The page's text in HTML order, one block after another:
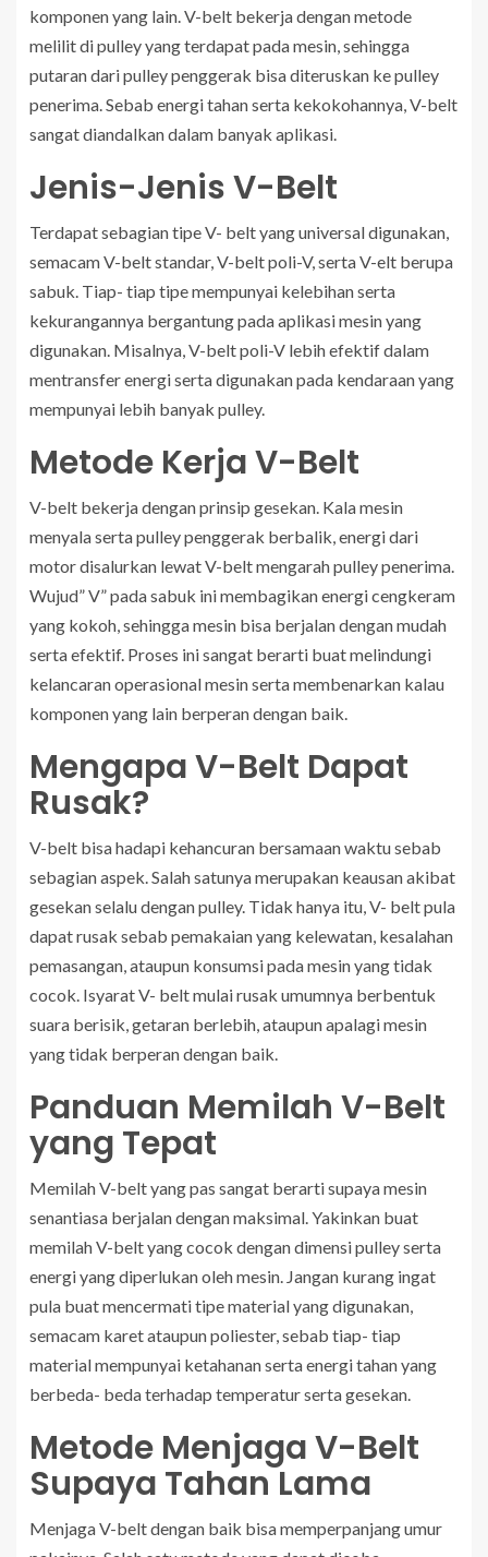
komponen yang lain. V-belt bekerja dengan metode
melilit di pulley yang terdapat pada mesin, sehingga
putaran dari pulley penggerak bisa diteruskan ke pulley
penerima. Sebab energi tahan serta kekokohannya, V-belt
sangat diandalkan dalam banyak aplikasi.
Jenis-Jenis V-Belt
Terdapat sebagian tipe V- belt yang universal digunakan,
semacam V-belt standar, V-belt poli-V, serta V-elt berupa
sabuk. Tiap- tiap tipe mempunyai kelebihan serta
kekurangannya bergantung pada aplikasi mesin yang
digunakan. Misalnya, V-belt poli-V lebih efektif dalam
mentransfer energi serta digunakan pada kendaraan yang
mempunyai lebih banyak pulley.
Metode Kerja V-Belt
V-belt bekerja dengan prinsip gesekan. Kala mesin
menyala serta pulley penggerak berbalik, energi dari
motor disalurkan lewat V-belt mengarah pulley penerima.
Wujud” V” pada sabuk ini membagikan energi cengkeram
yang kokoh, sehingga mesin bisa berjalan dengan mudah
serta efektif. Proses ini sangat berarti buat melindungi
kelancaran operasional mesin serta membenarkan kalau
komponen yang lain berperan dengan baik.
Mengapa V-Belt Dapat
Rusak?
V-belt bisa hadapi kehancuran bersamaan waktu sebab
sebagian aspek. Salah satunya merupakan keausan akibat
gesekan selalu dengan pulley. Tidak hanya itu, V- belt pula
dapat rusak sebab pemakaian yang kelewatan, kesalahan
pemasangan, ataupun konsumsi pada mesin yang tidak
cocok. Isyarat V- belt mulai rusak umumnya berbentuk
suara berisik, getaran berlebih, ataupun apalagi mesin
yang tidak berperan dengan baik.
Panduan Memilah V-Belt
yang Tepat
Memilah V-belt yang pas sangat berarti supaya mesin
senantiasa berjalan dengan maksimal. Yakinkan buat
memilah V-belt yang cocok dengan dimensi pulley serta
energi yang diperlukan oleh mesin. Jangan kurang ingat
pula buat mencermati tipe material yang digunakan,
semacam karet ataupun poliester, sebab tiap- tiap
material mempunyai ketahanan serta energi tahan yang
berbeda- beda terhadap temperatur serta gesekan.
Metode Menjaga V-Belt
Supaya Tahan Lama
Menjaga V-belt dengan baik bisa memperpanjang umur